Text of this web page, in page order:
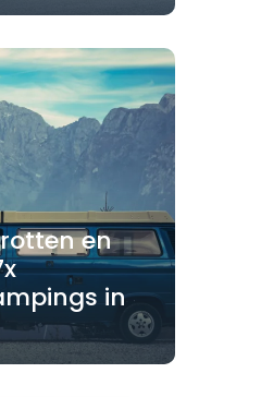
en
in